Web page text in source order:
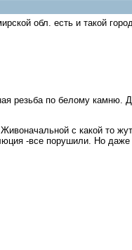
обл. есть и такой
резьба по белому камню.
с какой то
-все порушили. Но даже